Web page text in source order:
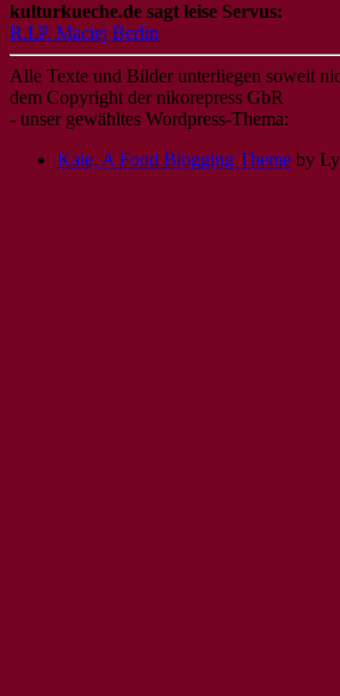
kulturkueche.de sagt leise Servus:
R.I.P. Maciej Berlin
Alle Texte und Bilder unterliegen soweit
dem Copyright der nikorepress GbR
- unser gewähltes Wordpress-Thema:
Kale, A Food Blogging Theme by